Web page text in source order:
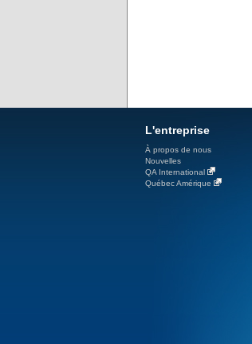
L'entreprise
À propos de nous
Nouvelles
QA International
Québec Amérique